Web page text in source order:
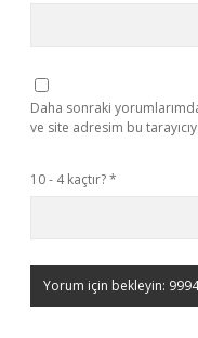
Daha sonraki
ve site adresim bu
10 - 4 kaçtır?*